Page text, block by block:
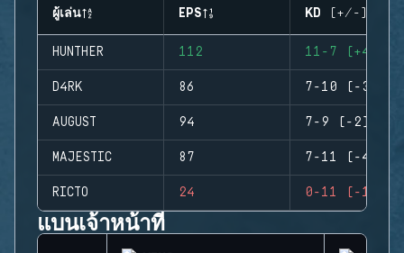
ผู้เล่น EPS KD (+/-)
HUNTHER 112 11-7 (+4)
D4RK 86 7-10 (-3)
AUGUST 94 7-9 (-2)
MAJESTIC 87 7-11 (-4)
RICTO 24 0-11 (-11)
แบนเจ้าหน้าที่